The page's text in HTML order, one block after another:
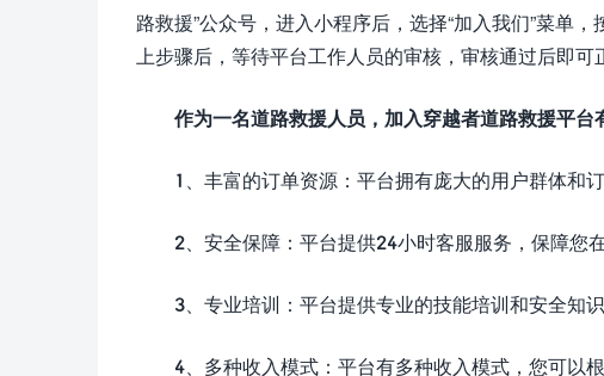
路救援”公众号，进入小程序后，选择“加入我们”菜单
上步骤后，等待平台工作人员的审核，审核通过后即可
作为一名道路救援人员，加入穿越者道路救援平台
1、丰富的订单资源：平台拥有庞大的用户群体和
2、安全保障：平台提供24小时客服服务，保障您
3、专业培训：平台提供专业的技能培训和安全知
4、多种收入模式：平台有多种收入模式，您可以